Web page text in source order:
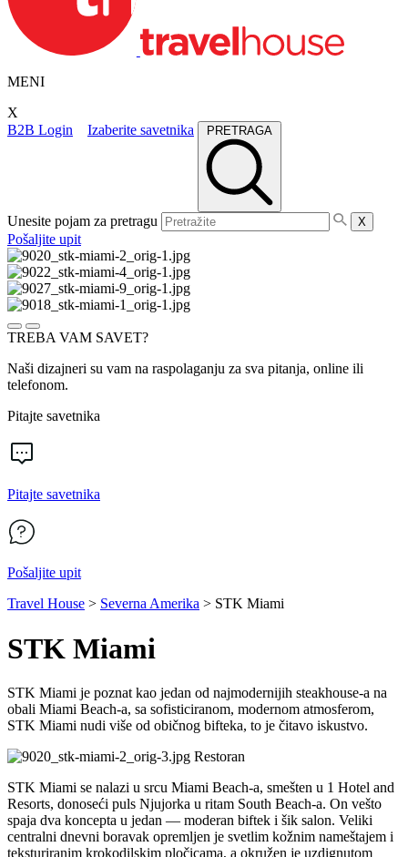
MENI
X
B2B Login
Izaberite savetnika PRETRAGA
Unesite pojam za pretragu X
Pošaljite upit
TREBA VAM SAVET?
Naši dizajneri su vam na raspolaganju za sva pitanja, online ili
telefonom.
Pitajte savetnika
Pitajte savetnika
Pošaljite upit
Travel House > Severna Amerika > STK Miami
STK Miami
STK Miami je poznat kao jedan od najmodernijih steakhouse-a na
obali Miami Beach-a, sa sofisticiranom, modernom atmosferom,
STK Miami nudi više od običnog bifteka, to je čitavo iskustvo.
Restoran
STK Miami se nalazi u srcu Miami Beach-a, smešten u 1 Hotel and
Resorts, donoseći puls Njujorka u ritam South Beach-a. On vešto
spaja dva koncepta u jedan — moderan biftek i šik salon. Veliki
centralni dnevni boravak opremljen je svetlim kožnim nameštajem i
teksturiranim krokodilskim pločicama, a okružen je uzdignutom